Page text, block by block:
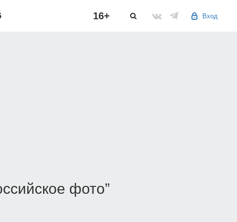
Вход
16+
фото”